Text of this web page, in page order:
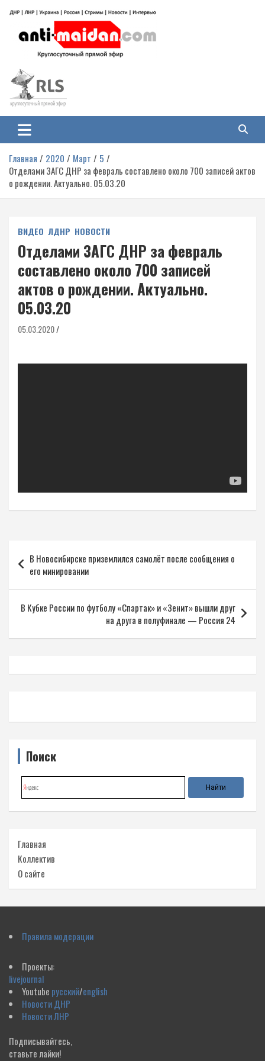
содержимому
Антимайдан: Гражданская война
на Украине
гражданской войне на Украине, включая события в Новороссии, ДНР,
ЛНР и других регионах.
Главная 2020 Март
5
Отделами ЗАГС ДНР за февраль составлено около 700 записей актов
о рождении. Актуально. 05.03.20
ВИДЕО ЛДНР НОВОСТИ
Отделами ЗАГС ДНР за февраль
составлено около 700 записей
актов о рождении. Актуально.
05.03.20
05.03.2020
Навигация
по
записям
В Новосибирске приземлился самолёт после сообщения о
его минировании
В Кубке России по футболу «Спартак» и «Зенит» вышли друг
на друга в полуфинале — Россия 24
Поиск
Главная
Коллектив
О сайте
Правила модерации
Проекты:
livejournal
Youtube русский/english
Новости ДНР
Новости ЛНР
Подписывайтесь,
ставьте лайки!